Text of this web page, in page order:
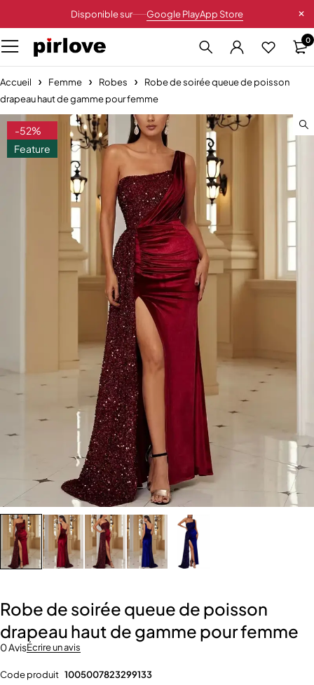
Disponible sur Google PlayApp Store
0
Accueil Femme Robes
Robe de soirée queue de poisson
drapeau haut de gamme pour femme
-52%
Feature
Robe de soirée queue de poisson
drapeau haut de gamme pour femme
0 AvisÉcrire un avis
Code produit 1005007823299133